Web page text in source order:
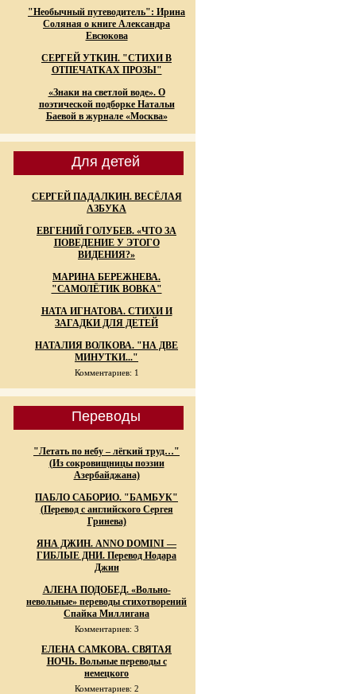
"Необычный путеводитель": Ирина
Соляная о книге Александра
Евсюкова
СЕРГЕЙ УТКИН. "СТИХИ В
ОТПЕЧАТКАХ ПРОЗЫ"
«Знаки на светлой воде». О
поэтической подборке Натальи
Баевой в журнале «Москва»
Для детей
СЕРГЕЙ ПАДАЛКИН. ВЕСЁЛАЯ
АЗБУКА
ЕВГЕНИЙ ГОЛУБЕВ. «ЧТО ЗА
ПОВЕДЕНИЕ У ЭТОГО
ВИДЕНИЯ?»
МАРИНА БЕРЕЖНЕВА.
"САМОЛЁТИК ВОВКА"
НАТА ИГНАТОВА. СТИХИ И
ЗАГАДКИ ДЛЯ ДЕТЕЙ
НАТАЛИЯ ВОЛКОВА. "НА ДВЕ
МИНУТКИ..."
Комментариев: 1
Переводы
"Летать по небу – лёгкий труд…"
(Из сокровищницы поэзии
Азербайджана)
ПАБЛО САБОРИО. "БАМБУК"
(Перевод с английского Сергея
Гринева)
ЯНА ДЖИН. ANNO DOMINI —
ГИБЛЫЕ ДНИ. Перевод Нодара
Джин
АЛЕНА ПОДОБЕД. «Вольно-
невольные» переводы стихотворений
Спайка Миллигана
Комментариев: 3
ЕЛЕНА САМКОВА. СВЯТАЯ
НОЧЬ. Вольные переводы с
немецкого
Комментариев: 2